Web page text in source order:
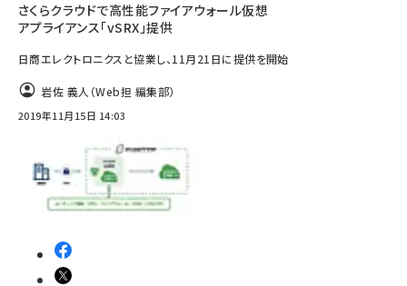
さくらクラウドで高性能ファイアウォール仮想
アプライアンス「vSRX」提供
日商エレクトロニクスと協業し、11月21日に提供を開始
岩佐 義人（Web担 編集部）
2019年11月15日 14:03